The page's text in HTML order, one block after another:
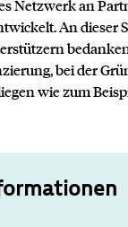
Netzwerk an
An dieser
bei der
wie zum